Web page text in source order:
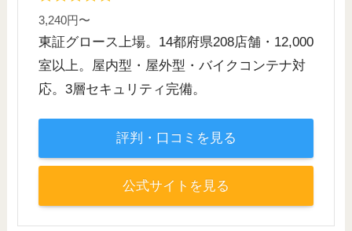
3,240円〜
東証グロース上場。14都府県208店舗・12,000
室以上。屋内型・屋外型・バイクコンテナ対
応。3層セキュリティ完備。
評判・口コミを見る
公式サイトを見る